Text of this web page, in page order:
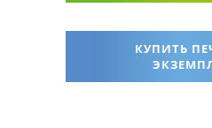
КУПИТЬ